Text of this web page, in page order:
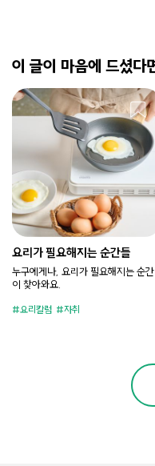
이 글이 마음에 드셨다
요리가 필요해지는 순간들
누구에게나, 요리가 필요해지는 순간
이 찾아와요.
요리칼럼 자취